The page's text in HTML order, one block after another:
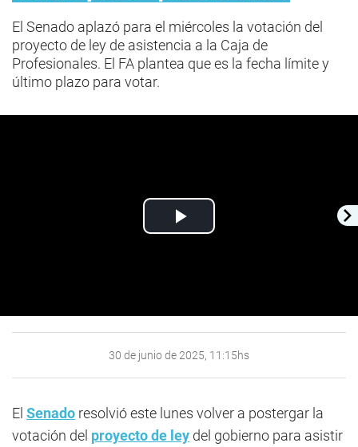
El Senado aplazó para el miércoles la votación del
proyecto de ley de asistencia a la Caja de
Profesionales. El FA plantea que es la fecha límite y
último plazo para votar.
Play
30 de junio de 2025, 11:15hs
El Senado resolvió este lunes volver a postergar la
votación del proyecto de ley del gobierno para asistir